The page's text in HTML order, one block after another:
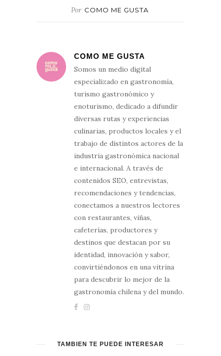
Por COMO ME GUSTA
COMO ME GUSTA
Somos un medio digital
especializado en gastronomía,
turismo gastronómico y
enoturismo, dedicado a difundir
diversas rutas y experiencias
culinarias, productos locales y el
trabajo de distintos actores de la
industria gastronómica nacional
e internacional. A través de
contenidos SEO, entrevistas,
recomendaciones y tendencias,
conectamos a nuestros lectores
con restaurantes, viñas,
cafeterías, productores y
destinos que destacan por su
identidad, innovación y sabor,
convirtiéndonos en una vitrina
para descubrir lo mejor de la
gastronomía chilena y del mundo.
TAMBIÉN TE PUEDE INTERESAR